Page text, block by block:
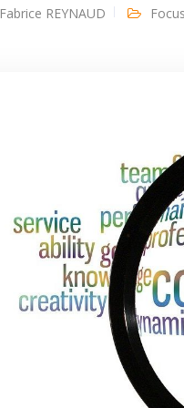
Fabrice REYNAUD Focus